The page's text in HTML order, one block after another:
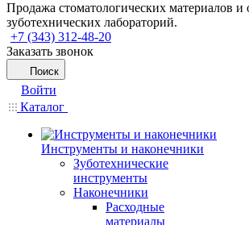
Продажа стоматологических материалов и
зуботехнических лабораторий.
+7 (343) 312-48-20
Заказать звонок
Поиск
Войти
Каталог
Инструменты и наконечники
Зуботехнические
инструменты
Наконечники
Расходные
материалы